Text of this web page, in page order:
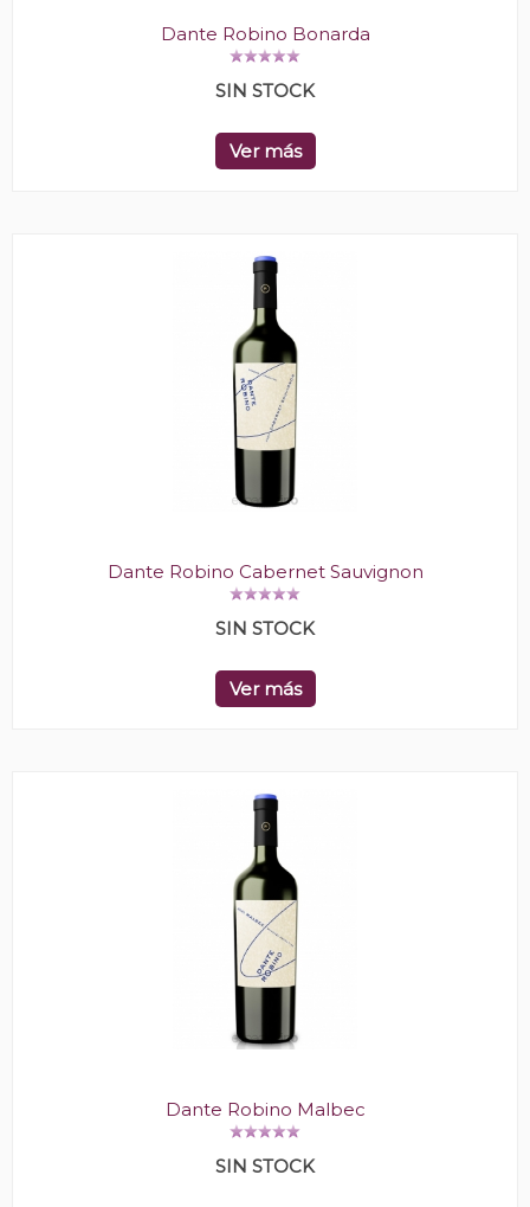
Dante Robino Bonarda
SIN STOCK
Ver más
Dante Robino Cabernet Sauvignon
SIN STOCK
Ver más
Dante Robino Malbec
SIN STOCK